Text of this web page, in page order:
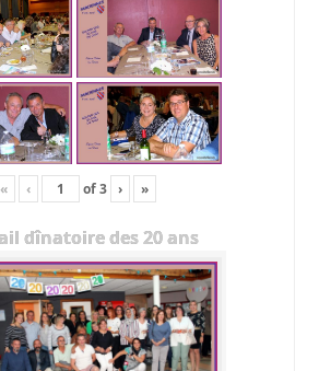
« ‹ of3 › »
dînatoire des 20 ans